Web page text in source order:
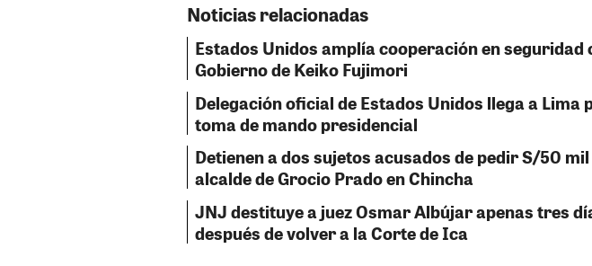
Noticias relacionadas
Estados Unidos amplía cooperación en seguridad
Gobierno de Keiko Fujimori
Delegación oficial de Estados Unidos llega a Lima
toma de mando presidencial
Detienen a dos sujetos acusados de pedir S/50
alcalde de Grocio Prado en Chincha
JNJ destituye a juez Osmar Albújar apenas tres
después de volver a la Corte de Ica